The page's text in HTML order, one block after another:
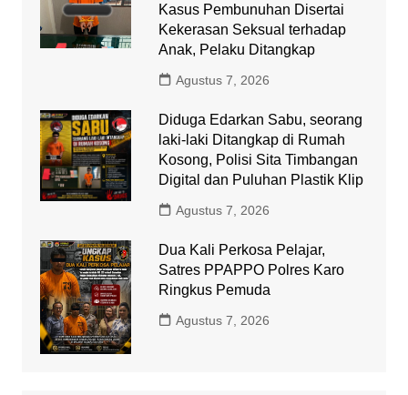
Kasus Pembunuhan Disertai
Kekerasan Seksual terhadap
Anak, Pelaku Ditangkap
Agustus 7, 2026
Diduga Edarkan Sabu, seorang
laki-laki Ditangkap di Rumah
Kosong, Polisi Sita Timbangan
Digital dan Puluhan Plastik Klip
Agustus 7, 2026
Dua Kali Perkosa Pelajar,
Satres PPAPPO Polres Karo
Ringkus Pemuda
Agustus 7, 2026